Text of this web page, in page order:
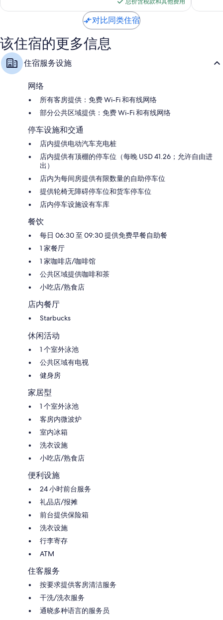
店
市
中
心
条
$155
中
条
对比同类住宿
该住宿的更多信息
住宿服务设施
网络
所有客房提供：免费 Wi-Fi 和有线网络
部分公共区域提供：免费 Wi-Fi 和有线网络
停车设施和交通
店内提供电动汽车充电桩
店内提供有顶棚的停车位（每晚 USD 41.26；允许自由进
出）
店内为每间房提供有限数量的自助停车位
提供轮椅无障碍停车位和货车停车位
店内停车设施设有车库
餐饮
每日 06:30 至 09:30 提供免费早餐自助餐
1 家餐厅
1 家咖啡店/咖啡馆
公共区域提供咖啡和茶
小吃店/熟食店
店内餐厅
Starbucks
休闲活动
1 个室外泳池
公共区域有电视
健身房
家居型
1 个室外泳池
客房内微波炉
室内冰箱
洗衣设施
小吃店/熟食店
便利设施
24 小时前台服务
礼品店/报摊
前台提供保险箱
洗衣设施
行李寄存
ATM
住客服务
按要求提供客房清洁服务
干洗/洗衣服务
通晓多种语言的服务员